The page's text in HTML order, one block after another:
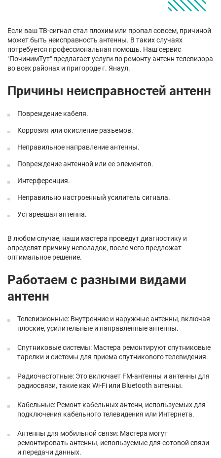
Если ваш ТВ-сигнал стал плохим или пропал совсем, причиной
может быть неисправность антенны. В таких случаях
потребуется профессиональная помощь. Наш сервис
"ПочинимТут" предлагает услуги по ремонту антенн телевизора
во всех районах и пригороде г. Янаул.
Причины неисправностей антенн
Повреждение кабеля.
Коррозия или окисление разъемов.
Неправильное направление антенны.
Повреждение антенной или ее элементов.
Интерференция.
Неправильно настроенный усилитель сигнала.
Устаревшая антенна.
В любом случае, наши мастера проведут диагностику и
определят причину неполадок, после чего предложат
оптимальное решение.
Работаем с разными видами
антенн
Телевизионные: Внутренние и наружные антенны, включая
плоские, усилительные и направленные антенны.
Спутниковые системы: Мастера ремонтируют спутниковые
тарелки и системы для приема спутникового телевидения.
Радиочастотные: Это включает FM-антенны и антенны для
радиосвязи, такие как Wi-Fi или Bluetooth антенны.
Кабельные: Ремонт кабельных антенн, используемых для
подключения кабельного телевидения или Интернета.
Антенны для мобильной связи: Мастера могут
ремонтировать антенны, используемые для сотовой связи
и передачи данных.